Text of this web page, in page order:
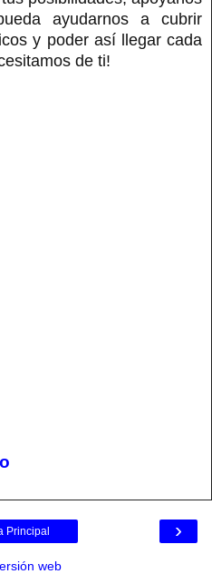
ayudarnos a cubrir
y poder así llegar cada
de ti!
›
Principal
web